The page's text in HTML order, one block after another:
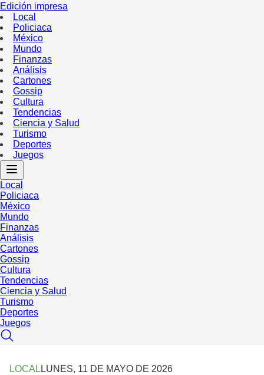
Edición impresa
Local
Policiaca
México
Mundo
Finanzas
Análisis
Cartones
Gossip
Cultura
Tendencias
Ciencia y Salud
Turismo
Deportes
Juegos
Local
Policiaca
México
Mundo
Finanzas
Análisis
Cartones
Gossip
Cultura
Tendencias
Ciencia y Salud
Turismo
Deportes
Juegos
LOCAL LUNES, 11 DE MAYO DE 2026